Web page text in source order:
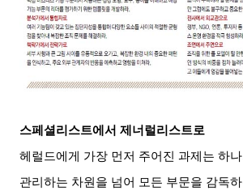
스페셜리스트에서 제너럴리스트로
헤럴드에게 가장 먼저 주어진 과제는 하
관리하는 차원을 넘어 모든 부문을 감독